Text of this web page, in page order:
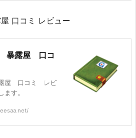
口コミ レビュー
暴露屋 口コ
屋 口コミ レビ
す。